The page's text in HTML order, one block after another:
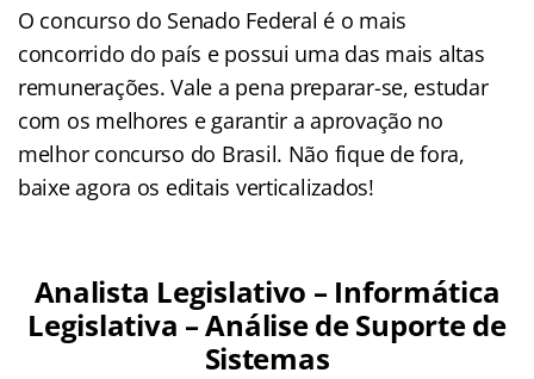
O concurso do Senado Federal é o mais
concorrido do país e possui uma das mais altas
remunerações. Vale a pena preparar-se, estudar
com os melhores e garantir a aprovação no
melhor concurso do Brasil. Não fique de fora,
baixe agora os editais verticalizados!
Analista Legislativo – Informática
Legislativa – Análise de Suporte de
Sistemas